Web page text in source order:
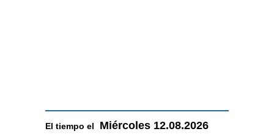
El tiempo el Miércoles 12.08.2026